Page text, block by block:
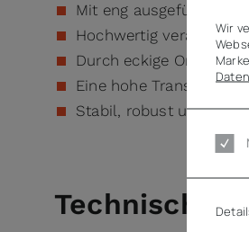
Mit eng ausgeführten
Hochwertig
Durch eckige
Eine hohe
Stabil, robust und
Technische
Wir